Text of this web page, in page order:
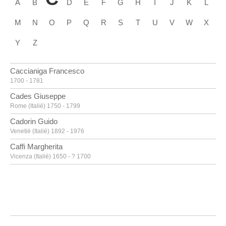
A B D E F G H J K
M N O P Q R S T U V W X
Y Z
Caccianiga Francesco
1700 - 1781
Cades Giuseppe
Rome (Italië) 1750 - 1799
Cadorin Guido
Venetië (Italië) 1892 - 1976
Caffi Margherita
Vicenza (Italië) 1650 - ? 1700